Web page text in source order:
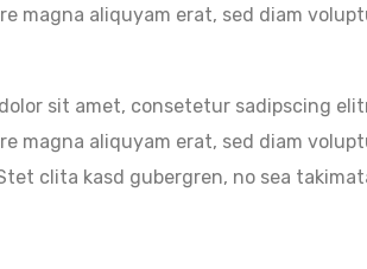
magna aliquyam erat, sed diam
sit amet, consetetur sadipscing
magna aliquyam erat, sed diam
clita kasd gubergren, no sea